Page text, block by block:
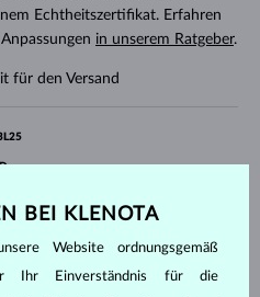
Echtheitszertifikat. Erfahren
in unserem Ratgeber.
für den Versand
poliert
BEI KLENOTA
Website ordnungsgemäß
Ihr Einverständnis für die